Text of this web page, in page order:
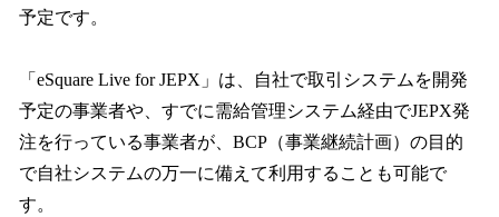
予定です。
「eSquare Live for JEPX」は、自社で取引システムを開発
予定の事業者や、すでに需給管理システム経由でJEPX発
注を行っている事業者が、BCP（事業継続計画）の目的
で自社システムの万一に備えて利用することも可能で
す。